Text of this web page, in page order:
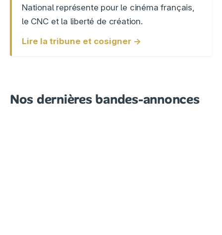
National représente pour le cinéma français,
le CNC et la liberté de création.
Lire la tribune et cosigner →
Nos dernières bandes-annonces